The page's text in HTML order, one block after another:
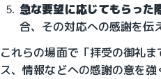
急な要望に応じてもらった
合、その対応への感謝を伝
これらの場面で「拝受の御礼
ス、情報などへの感謝の意を強